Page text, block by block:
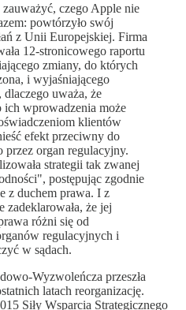
czego Apple nie
powtórzyło swój
z Unii Europejskiej. Firma
12-stronicowego raportu
zmiany, do których
i wyjaśniającego
dlaczego uważa, że
ich wprowadzenia może
klientów
efekt przeciwny do
przez organ regulacyjny.
strategii tak zwanej
postępując zgodnie
z duchem prawa. I z
zadeklarowała, że jej
różni się od
regulacyjnych i
w sądach.
Wyzwoleńcza przeszła
latach reorganizację.
Siły Wsparcia Strategicznego